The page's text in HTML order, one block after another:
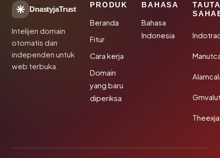
DnastyjaTrust
Intelijen domain
otomatis dan
independen untuk
web terbuka.
PRODUK
Beranda
Fitur
Cara kerja
Domain
yang baru
diperiksa
BAHASA
Bahasa
Indonesia